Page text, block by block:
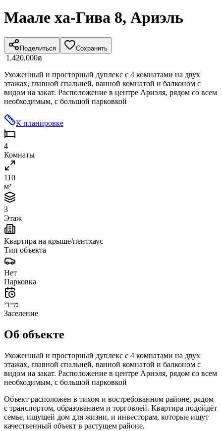
Маале ха-Гива 8, Ариэль
Поделиться Сохранить
‏1,420,000 ‏₪
Ухоженный и просторный дуплекс с 4 комнатами на двух
этажах, главной спальней, ванной комнатой и балконом с
видом на закат. Расположение в центре Ариэля, рядом со всем
необходимым, с большой парковкой
К планировке
4
Комнаты
110
м²
3
Этаж
Квартира на крыше/пентхаус
Тип объекта
Нет
Парковка
מיידי
Заселение
Об объекте
Ухоженный и просторный дуплекс с 4 комнатами на двух
этажах, главной спальней, ванной комнатой и балконом с
видом на закат. Расположение в центре Ариэля, рядом со всем
необходимым, с большой парковкой
Объект расположен в тихом и востребованном районе, рядом
с транспортом, образованием и торговлей. Квартира подойдёт
семье, ищущей дом для жизни, и инвесторам, которые ищут
качественный объект в растущем районе.